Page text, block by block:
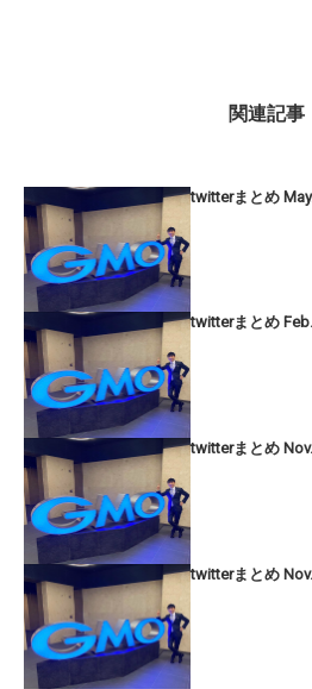
関連記事
twitterまとめ
twitterまとめ
twitterまとめ
twitterまとめ